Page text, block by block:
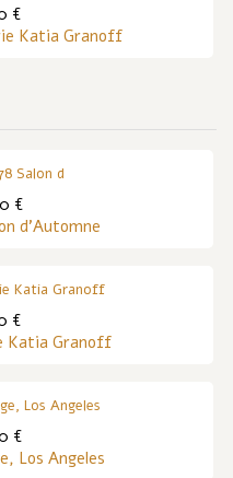
€
Katia Granoff
€
d'Automne
€
Katia Granoff
€
Los Angeles